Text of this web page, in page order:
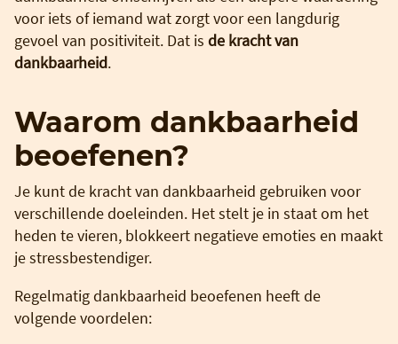
voor iets of iemand wat zorgt voor een langdurig
gevoel van positiviteit. Dat is de kracht van
dankbaarheid.
Waarom dankbaarheid
beoefenen?
Je kunt de kracht van dankbaarheid gebruiken voor
verschillende doeleinden. Het stelt je in staat om het
heden te vieren, blokkeert negatieve emoties en maakt
je stressbestendiger.
Regelmatig dankbaarheid beoefenen heeft de
volgende voordelen: